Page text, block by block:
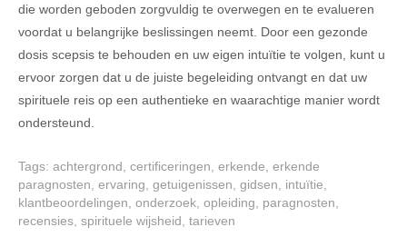
die worden geboden zorgvuldig te overwegen en te evalueren
voordat u belangrijke beslissingen neemt. Door een gezonde
dosis scepsis te behouden en uw eigen intuïtie te volgen, kunt u
ervoor zorgen dat u de juiste begeleiding ontvangt en dat uw
spirituele reis op een authentieke en waarachtige manier wordt
ondersteund.
Tags: achtergrond certificeringen erkende erkende
paragnosten ervaring getuigenissen gidsen intuïtie
klantbeoordelingen onderzoek opleiding paragnosten
recensies spirituele wijsheid tarieven